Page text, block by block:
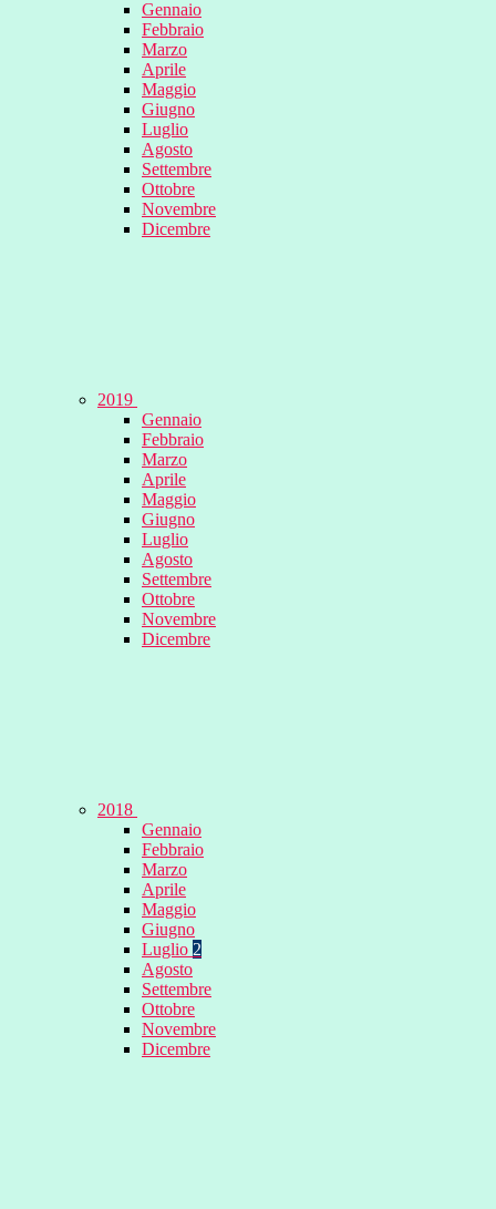
Gennaio
Febbraio
Marzo
Aprile
Maggio
Giugno
Luglio
Agosto
Settembre
Ottobre
Novembre
Dicembre
2019
Gennaio
Febbraio
Marzo
Aprile
Maggio
Giugno
Luglio
Agosto
Settembre
Ottobre
Novembre
Dicembre
2018
Gennaio
Febbraio
Marzo
Aprile
Maggio
Giugno
Luglio 2
Agosto
Settembre
Ottobre
Novembre
Dicembre